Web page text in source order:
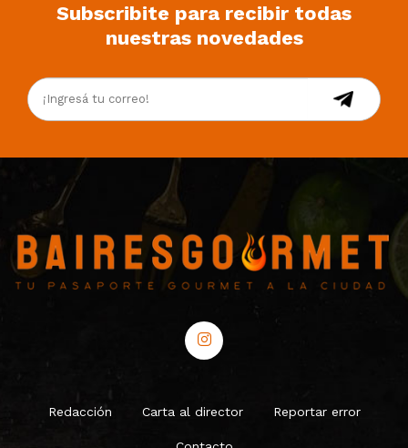
Subscribite para recibir todas
nuestras novedades
Redacción Carta al director Reportar error